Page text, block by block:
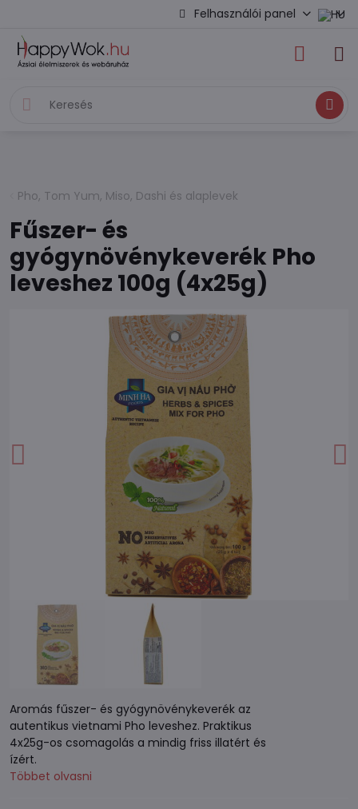
Felhasználói panel
Keresés
Pho, Tom Yum, Miso, Dashi és alaplevek
Fűszer- és
gyógynövénykeverék Pho
leveshez 100g (4x25g)
Aromás fűszer- és gyógynövénykeverék az
autentikus vietnami Pho leveshez. Praktikus
4x25g-os csomagolás a mindig friss illatért és
ízért.
Többet olvasni